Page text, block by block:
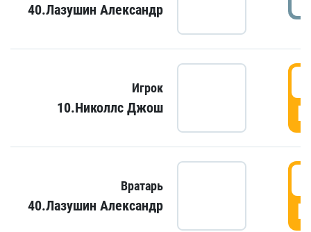
40.Лазушин Александр
Игрок
10.Николлс Джош
Вратарь
40.Лазушин Александр